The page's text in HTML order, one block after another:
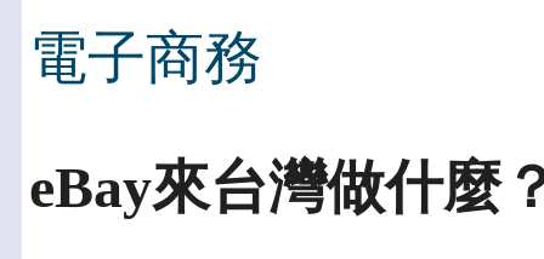
電子商務
eBay來台灣做什麼